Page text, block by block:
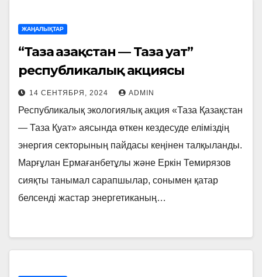
ЖАҢАЛЫҚТАР
“Таза Қазақстан — Таза Қуат”
республикалық акциясы
14 СЕНТЯБРЯ, 2024 ADMIN
Республикалық экологиялық акция «Таза Қазақстан
— Таза Қуат» аясында өткен кездесуде еліміздің
энергия секторының пайдасы кеңінен талқыланды.
Марғұлан Ермағанбетұлы және Еркін Темирязов
сияқты танымал сарапшылар, сонымен қатар
белсенді жастар энергетиканың…